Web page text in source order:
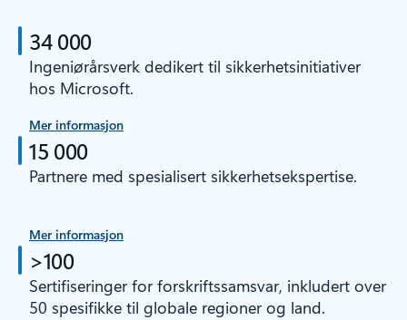
34 000
Ingeniørårsverk dedikert til sikkerhetsinitiativer
hos Microsoft.
Mer informasjon
15 000
Partnere med spesialisert sikkerhetsekspertise.
Mer informasjon
>100
Sertifiseringer for forskriftssamsvar, inkludert over
50 spesifikke til globale regioner og land.